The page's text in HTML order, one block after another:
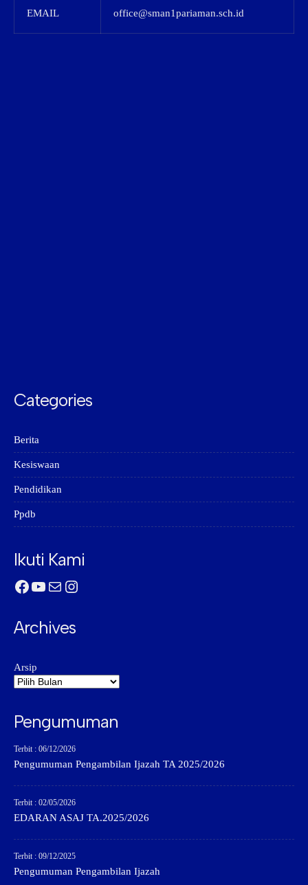
EMAIL office@sman1pariaman.sch.id
Categories
Berita
Kesiswaan
Pendidikan
Ppdb
Ikuti Kami
Facebook
YouTube
MailInstagram
Archives
Arsip
Pengumuman
Terbit : 06/12/2026
Pengumuman Pengambilan Ijazah TA 2025/2026
Terbit : 02/05/2026
EDARAN ASAJ TA.2025/2026
Terbit : 09/12/2025
Pengumuman Pengambilan Ijazah